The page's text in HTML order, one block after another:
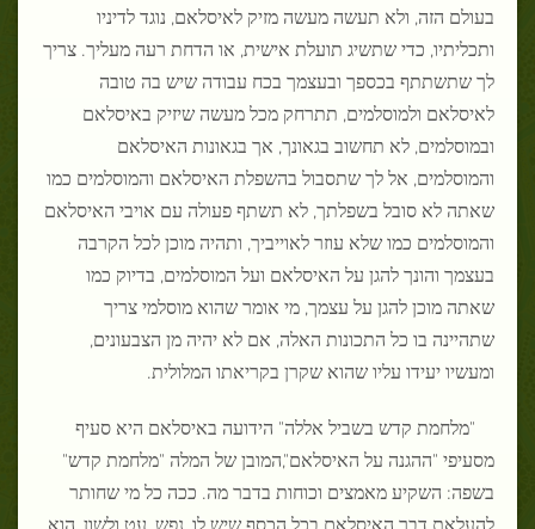
בעולם הזה, ולא תעשה מעשה מזיק לאיסלאם, נוגד לדיניו
ותכליתיו, כדי שתשיג תועלת אישית, או הדחת רעה מעליך. צריך
לך שתשתתף בכספך ובעצמך בכח עבודה שיש בה טובה
לאיסלאם ולמוסלמים, תתרחק מכל מעשה שיזיק באיסלאם
ובמוסלמים, לא תחשוב בגאונך, אך בגאונות האיסלאם
והמוסלמים, אל לך שתסבול בהשפלת האיסלאם והמוסלמים כמו
שאתה לא סובל בשפלתך, לא תשתף פעולה עם אויבי האיסלאם
והמוסלמים כמו שלא עוזר לאוייביך, ותהיה מוכן לכל הקרבה
בעצמך והונך להגן על האיסלאם ועל המוסלמים, בדיוק כמו
שאתה מוכן להגן על עצמך, מי אומר שהוא מוסלמי צריך
שתהיינה בו כל התכונות האלה, אם לא יהיה מן הצבעונים,
ומעשיו יעידו עליו שהוא שקרן בקריאתו המלולית.
"מלחמת קדש בשביל אללה" הידועה באיסלאם היא סעיף
מסעיפי "ההגנה על האיסלאם",המובן של המלה "מלחמת קדש"
בשפה: השקיע מאמצים וכוחות בדבר מה. ככה כל מי שחותר
להעלאת דבר האיסלאם בכל הכסף שיש לו, נפש, עט ולשון, הוא